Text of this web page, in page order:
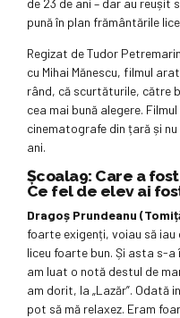
de 23 de ani – dar au reușit
pună în plan frământările
Regizat de Tudor
cu Mihai Mănescu, filmul
rând, că scurtăturile, către
cea mai bună alegere.
cinematografe din țară și
ani.
Școala9: Care a
Ce fel de elev ai
Dragoș Prundeanu
foarte exigenți, voiau să iau
liceu foarte bun. Și asta s-
am luat o notă destul de
am dorit, la „Lazăr”. Odată
pot să mă relaxez. Eram